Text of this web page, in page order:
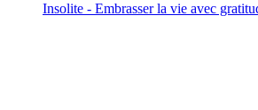
Insolite - Embrasser la vie avec